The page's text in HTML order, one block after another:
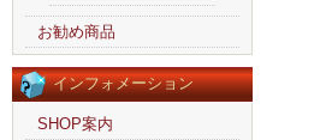
お勧め商品
インフォメーション
SHOP案内